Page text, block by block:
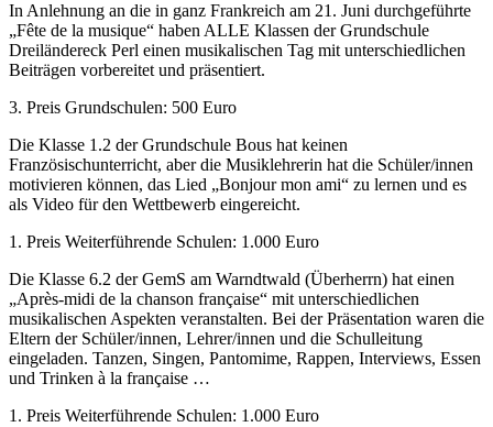
In Anlehnung an die in ganz Frankreich am 21. Juni durchgeführte
„Fête de la musique“ haben ALLE Klassen der Grundschule
Dreiländereck Perl einen musikalischen Tag mit unterschiedlichen
Beiträgen vorbereitet und präsentiert.
3. Preis Grundschulen: 500 Euro
Die Klasse 1.2 der Grundschule Bous hat keinen
Französischunterricht, aber die Musiklehrerin hat die Schüler/innen
motivieren können, das Lied „Bonjour mon ami“ zu lernen und es
als Video für den Wettbewerb eingereicht.
1. Preis Weiterführende Schulen: 1.000 Euro
Die Klasse 6.2 der GemS am Warndtwald (Überherrn) hat einen
„Après-midi de la chanson française“ mit unterschiedlichen
musikalischen Aspekten veranstalten. Bei der Präsentation waren die
Eltern der Schüler/innen, Lehrer/innen und die Schulleitung
eingeladen. Tanzen, Singen, Pantomime, Rappen, Interviews, Essen
und Trinken à la française …
1. Preis Weiterführende Schulen: 1.000 Euro